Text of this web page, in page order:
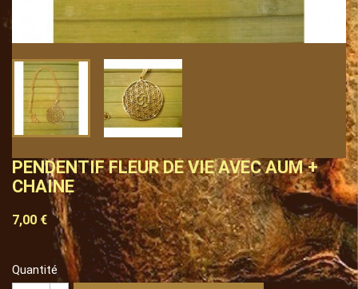
PENDENTIF FLEUR DE VIE AVEC AUM +
CHAINE
7,00 €
Quantité